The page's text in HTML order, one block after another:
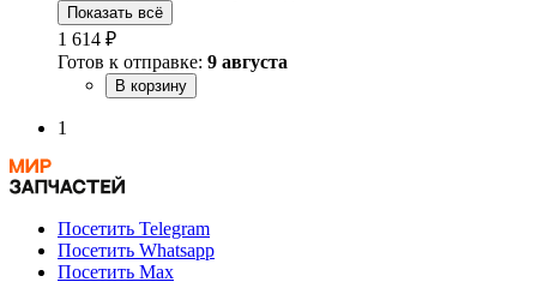
Показать всё
1 614 ₽
Готов к отправке: 9 августа
В корзину
1
Посетить Telegram
Посетить Whatsapp
Посетить Max